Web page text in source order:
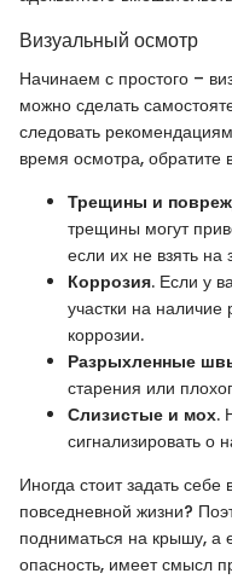
Визуальный осмотр
Начинаем с простого –
можно сделать
следовать
время осмотра,
Трещины и
трещины могут
если их не взять на
Коррозия. Если у
участки на наличие
коррозии.
Разрыхленные
старения или
Слизистые и мох.
сигнализировать о
Иногда стоит задать
повседневной жизни?
подниматься на крышу, а
опасность, имеет смысл